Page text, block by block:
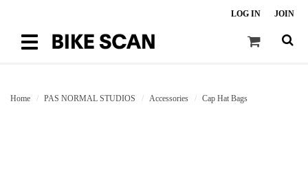
LOG IN JOIN
Toggle
Home PAS NORMAL STUDIOS Accessories Cap Hat Bags